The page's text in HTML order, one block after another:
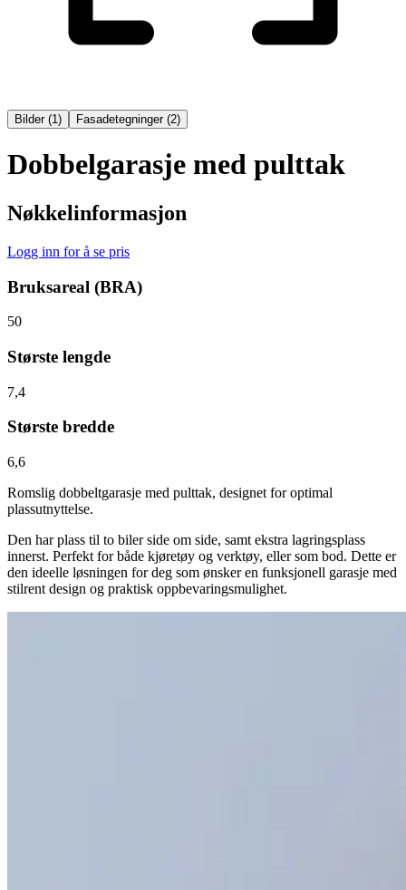
Bilder(1) Fasadetegninger(2)
Dobbelgarasje med pulttak
Nøkkelinformasjon
Logg inn for å se pris
Bruksareal (BRA)
50
Største lengde
7,4
Største bredde
6,6
Romslig dobbeltgarasje med pulttak, designet for optimal
plassutnyttelse.
Den har plass til to biler side om side, samt ekstra lagringsplass
innerst. Perfekt for både kjøretøy og verktøy, eller som bod. Dette er
den ideelle løsningen for deg som ønsker en funksjonell garasje med
stilrent design og praktisk oppbevaringsmulighet.